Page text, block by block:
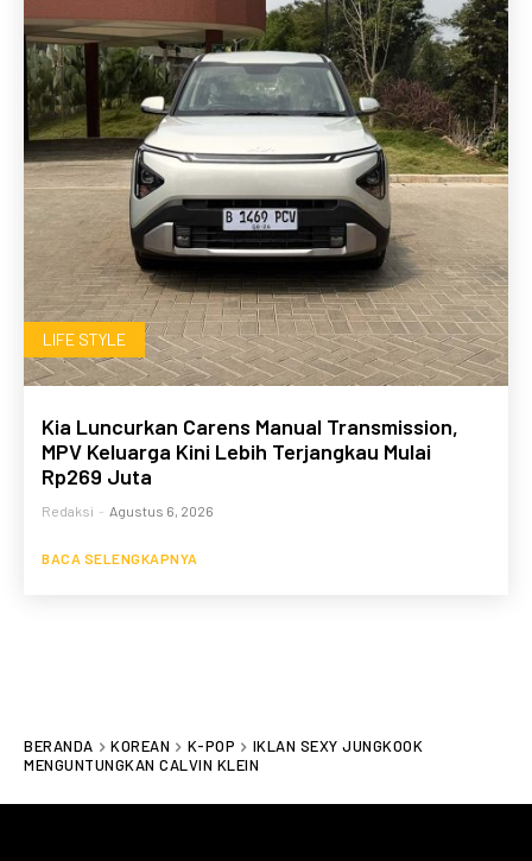
LIFE STYLE
Kia Luncurkan Carens Manual Transmission,
MPV Keluarga Kini Lebih Terjangkau Mulai
Rp269 Juta
Redaksi - Agustus 6, 2026
BACA SELENGKAPNYA
BERANDA KOREAN K-POP
IKLAN SEXY JUNGKOOK
MENGUNTUNGKAN CALVIN KLEIN